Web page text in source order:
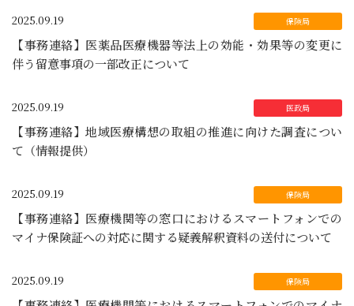
2025.09.19
【事務連絡】医薬品医療機器等法上の効能・効果等の変更に
伴う留意事項の一部改正について
2025.09.19
【事務連絡】地域医療構想の取組の推進に向けた調査につい
て（情報提供）
2025.09.19
【事務連絡】医療機関等の窓口におけるスマートフォンでの
マイナ保険証への対応に関する疑義解釈資料の送付について
2025.09.19